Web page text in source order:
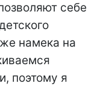
себе
намека на
поэтому я